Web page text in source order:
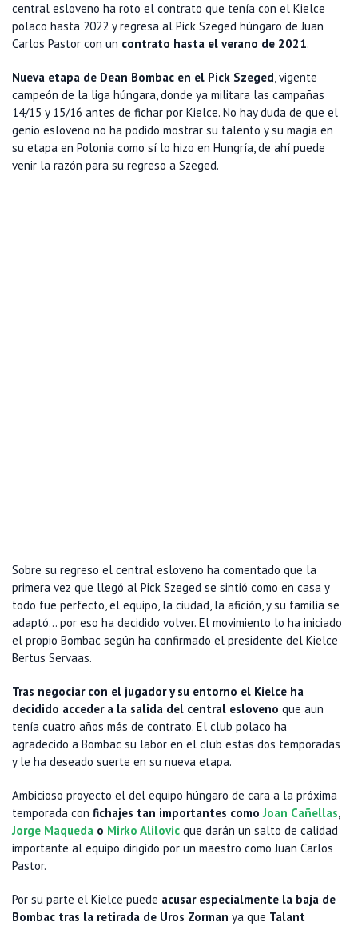
central esloveno ha roto el contrato que tenía con el Kielce
polaco hasta 2022 y regresa al Pick Szeged húngaro de Juan
Carlos Pastor con un contrato hasta el verano de 2021.
Nueva etapa de Dean Bombac en el Pick Szeged, vigente
campeón de la liga húngara, donde ya militara las campañas
14/15 y 15/16 antes de fichar por Kielce. No hay duda de que el
genio esloveno no ha podido mostrar su talento y su magia en
su etapa en Polonia como sí lo hizo en Hungría, de ahí puede
venir la razón para su regreso a Szeged.
Sobre su regreso el central esloveno ha comentado que la
primera vez que llegó al Pick Szeged se sintió como en casa y
todo fue perfecto, el equipo, la ciudad, la afición, y su familia se
adaptó... por eso ha decidido volver. El movimiento lo ha iniciado
el propio Bombac según ha confirmado el presidente del Kielce
Bertus Servaas.
Tras negociar con el jugador y su entorno el Kielce ha
decidido acceder a la salida del central esloveno que aun
tenía cuatro años más de contrato. El club polaco ha
agradecido a Bombac su labor en el club estas dos temporadas
y le ha deseado suerte en su nueva etapa.
Ambicioso proyecto el del equipo húngaro de cara a la próxima
temporada con fichajes tan importantes como Joan Cañellas,
Jorge Maqueda o Mirko Alilovic que darán un salto de calidad
importante al equipo dirigido por un maestro como Juan Carlos
Pastor.
Por su parte el Kielce puede acusar especialmente la baja de
Bombac tras la retirada de Uros Zorman ya que Talant